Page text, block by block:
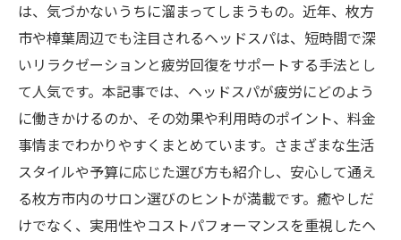
は、気づかないうちに溜まってしまうもの。近年、枚方
市や樟葉周辺でも注目されるヘッドスパは、短時間で深
いリラクゼーションと疲労回復をサポートする手法とし
て人気です。本記事では、ヘッドスパが疲労にどのよう
に働きかけるのか、その効果や利用時のポイント、料金
事情までわかりやすくまとめています。さまざまな生活
スタイルや予算に応じた選び方も紹介し、安心して通え
る枚方市内のサロン選びのヒントが満載です。癒やしだ
けでなく、実用性やコストパフォーマンスを重視したヘ